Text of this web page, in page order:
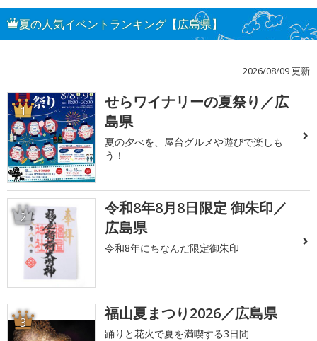
夏の人気イベントランキング【広島県】
2026/08/09 更新
1
せらワイナリーの夏祭り／広
島県
夏の夕べを、屋台グルメや遊びで楽しも
う！
2
令和8年8月8日限定 御朱印／
広島県
令和8年にちなんだ限定御朱印
3 福山夏まつり2026／広島県
踊りと花火で夏を満喫する3日間